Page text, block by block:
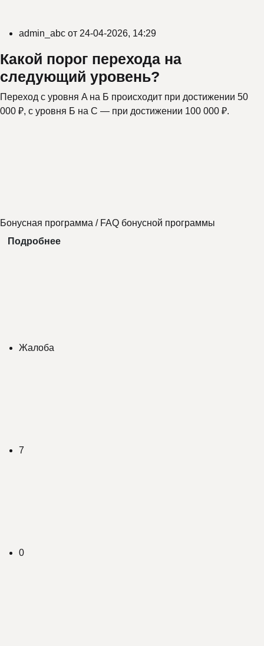
admin_abc от 24-04-2026, 14:29
Какой порог перехода на
следующий уровень?
Переход с уровня A на Б происходит при достижении 50
000 ₽, с уровня Б на C — при достижении 100 000 ₽.
Бонусная программа / FAQ бонусной программы
Подробнее
Жалоба
7
0